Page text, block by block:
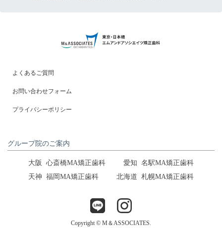
よくあるご質問
お問い合わせフォーム
プライバシーポリシー
グループ院のご案内
大阪 心斎橋MA矯正歯科 愛知 名駅MA矯正歯科
天神 福岡MA矯正歯科 北海道 札幌MA矯正歯科
Copyright ©︎ M＆ASSOCIATES.